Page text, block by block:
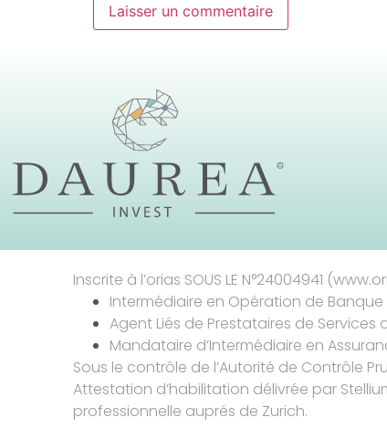
Inscrite à l’orias SOUS LE N°24004941
Intermédiaire en Opération de
Agent Liés de Prestataires de Services
Mandataire d’Intermédiaire en
Sous le contrôle de l’Autorité de Contrôle
Attestation d’habilitation délivrée par
professionnelle auprés de Zurich.